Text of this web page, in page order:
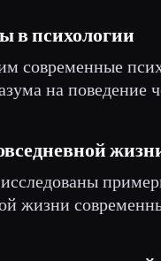
в психологии
современные
на поведение
жизни